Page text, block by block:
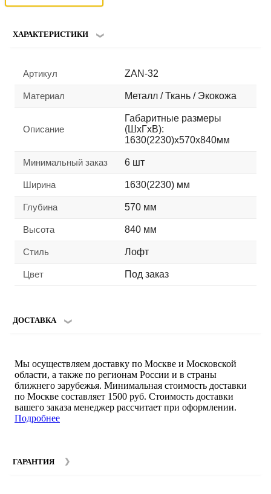
ХАРАКТЕРИСТИКИ
Артикул ZAN-32
Материал Металл / Ткань / Экокожа
Описание
Габаритные размеры
(ШхГхВ):
1630(2230)х570х840мм
Минимальный заказ 6 шт
Ширина 1630(2230) мм
Глубина 570 мм
Высота 840 мм
Стиль Лофт
Цвет Под заказ
ДОСТАВКА
Мы осуществляем доставку по Москве и Московской
области, а также по регионам России и в страны
ближнего зарубежья. Минимальная стоимость доставки
по Москве составляет 1500 руб. Стоимость доставки
вашего заказа менеджер рассчитает при оформлении.
Подробнее
ГАРАНТИЯ